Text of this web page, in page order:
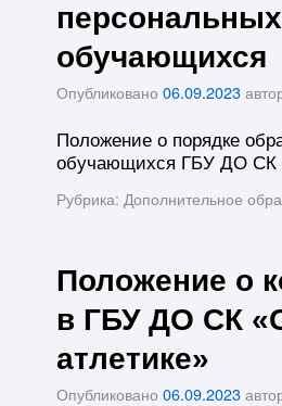
обучающихся
Опубликовано 06.09.2023
Положение о порядке
обучающихся ГБУ ДО СК
Рубрика: Дополнительное
Положение о
в ГБУ ДО СК
атлетике»
Опубликовано 06.09.2023